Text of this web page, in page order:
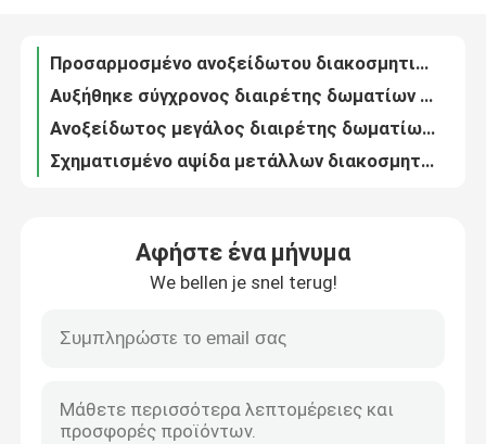
Ποιοτικός έλεγχος
Επικοινωνήστε μαζί μας
Ζητήστε ένα απόσπασμα
Διακοσμητικό Μεταλλικό Γλυπτό
Προσαρμοσμένο ανοξείδωτου διακοσμητικό ραφιών TV ράφι επίδειξης μετάλλων τοίχων μαύρο
Αυξήθηκε σύγχρονος διαιρέτης δωματίων περίπτωσης βιβλίων ραφιών ντεκόρ μετάλλων διαιρετών δωματίων ραφιών
Ανοξείδωτος μεγάλος διαιρέτης δωματίων ραφιών τοίχων χωρισμάτων ραφιών λουλουδιών
Σχηματισμένο αψίδα μετάλλων διακοσμητικό ραφιών ράφι επίδειξης μετάλλων μόδας καφετί
Αφήστε ένα μήνυμα
We bellen je snel terug!